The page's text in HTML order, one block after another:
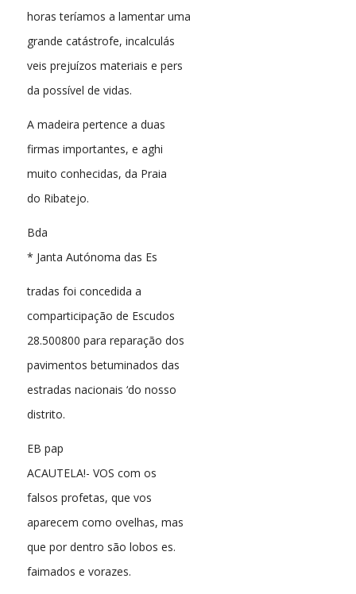
horas teríamos a lamentar uma
grande catástrofe, incalculás
veis prejuízos materiais e pers
da possível de vidas.
A madeira pertence a duas
firmas importantes, e aghi
muito conhecidas, da Praia
do Ribatejo.
Bda
* Janta Autónoma das Es
tradas foi concedida a
comparticipação de Escudos
28.500800 para reparação dos
pavimentos betuminados das
estradas nacionais ‘do nosso
distrito.
EB pap
ACAUTELA!- VOS com os
falsos profetas, que vos
aparecem como ovelhas, mas
que por dentro são lobos es.
faimados e vorazes.